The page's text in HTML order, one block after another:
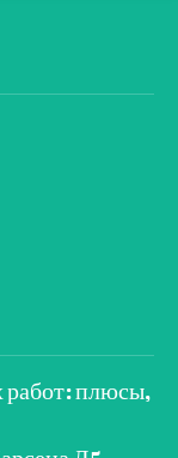
работ: плюсы,